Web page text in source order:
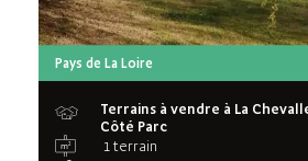
Pays de La Loire
Terrains à vendre à La
Côté Parc
1 terrain